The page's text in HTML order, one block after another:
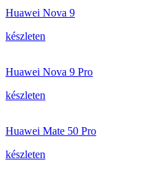
Huawei Nova 9
készleten
Huawei Nova 9 Pro
készleten
Huawei Mate 50 Pro
készleten